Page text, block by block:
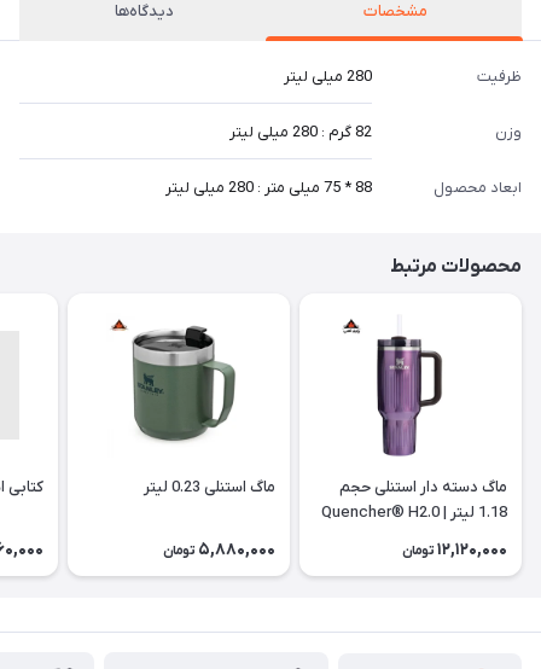
مشخصات دیدگاه‌ها
ظرفیت 280 میلی لیتر
وزن 82 گرم : 280 میلی لیتر
ابعاد محصول 88 * 75 میلی متر : 280 میلی لیتر
محصولات مرتبط
ماگ دسته دار استنلی حجم
1.18 لیتر | Quencher® H2.0
12,120,000 تومان
ماگ استنلی 0.23 لیتر
5,880,000 تومان
کتابی